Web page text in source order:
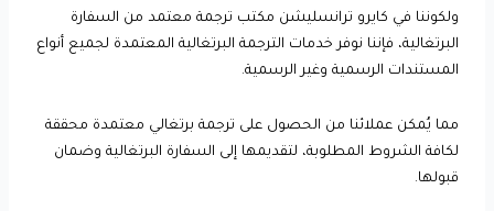
ولكوننا في كايرو ترانسليشن مكتب ترجمة معتمد من السفارة
البرتغالية، فإننا نوفر خدمات الترجمة البرتغالية المعتمدة لجميع أنواع
المستندات الرسمية وغير الرسمية.
مما يُمكن عملائنا من الحصول على ترجمة برتغالي معتمدة محققة
لكافة الشروط المطلوبة، لتقديمها إلى السفارة البرتغالية وضمان
قبولها.